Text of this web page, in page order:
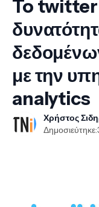
To twitter
με την
analytics
Χρήστος
Δημοσιεύτηκε: